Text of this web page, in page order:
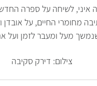
איני, לשיחה על ספרה החדש
מחומרי החיים, על
מעל ומעבר לזמן ועל
צילום: דירק סקיבה